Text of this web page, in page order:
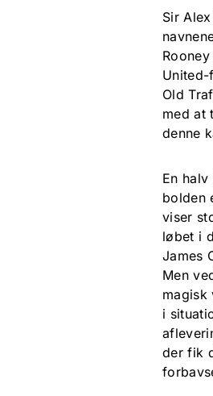
Sir
Old
med at
denne
En
bolden
viser
løbet i
James
Men
magisk
i
der fik